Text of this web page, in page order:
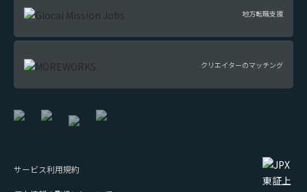
地方転職支援
クリエイターのマッチング
サービス利用規約